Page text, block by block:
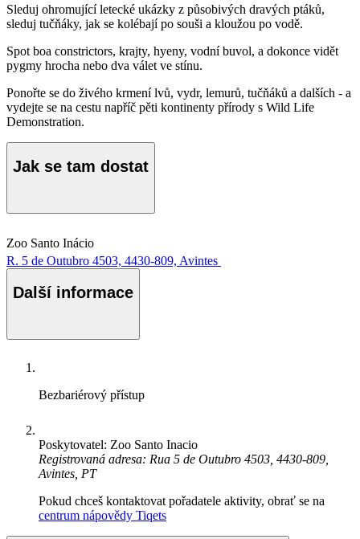
Sleduj ohromující letecké ukázky z působivých dravých ptáků,
sleduj tučňáky, jak se kolébají po souši a kloužou po vodě.
Spot boa constrictors, krajty, hyeny, vodní buvol, a dokonce vidět
pygmy hrocha nebo dva válet ve stínu.
Ponořte se do živého krmení lvů, vydr, lemurů, tučňáků a dalších - a
vydejte se na cestu napříč pěti kontinenty přírody s Wild Life
Demonstration.
Jak se tam dostat
Zoo Santo Inácio
R. 5 de Outubro 4503, 4430-809, Avintes
Další informace
Bezbariérový přístup
Poskytovatel: Zoo Santo Inacio
Registrovaná adresa: Rua 5 de Outubro 4503, 4430-809,
Avintes, PT
Pokud chceš kontaktovat pořadatele aktivity, obrať se na
centrum nápovědy Tiqets